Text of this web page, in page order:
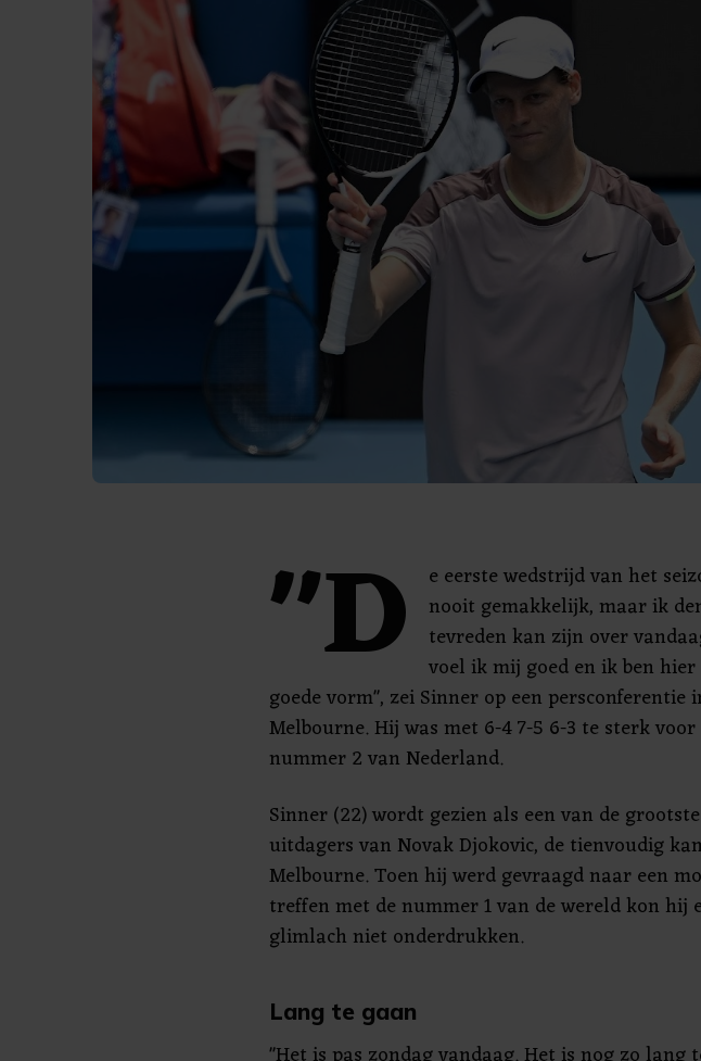
"D
e eerste wedstrijd van het
nooit gemakkelijk, maar ik
tevreden kan zijn over
voel ik mij goed en ik ben
goede vorm", zei Sinner op een persconferentie
Melbourne. Hij was met 6-4 7-5 6-3 te sterk voor
nummer 2 van Nederland.
Sinner (22) wordt gezien als een van de grootste
uitdagers van Novak Djokovic, de tienvoudig
Melbourne. Toen hij werd gevraagd naar een
treffen met de nummer 1 van de wereld kon hij
glimlach niet onderdrukken.
Lang te gaan